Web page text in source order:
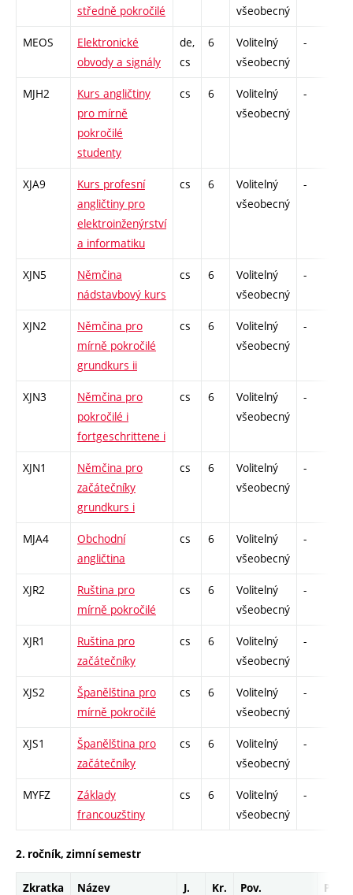
středně pokročilé
všeobecný
MEOS
Elektronické
obvody a signály
de,
cs
6
Volitelný
všeobecný
-
MJH2
Kurs angličtiny
pro mírně
pokročilé
studenty
cs 6
Volitelný
všeobecný
-
XJA9
Kurs profesní
angličtiny pro
elektroinženýrství
a informatiku
cs 6
Volitelný
všeobecný
-
XJN5
Němčina
nádstavbový kurs
cs 6
Volitelný
všeobecný
-
XJN2
Němčina pro
mírně pokročilé
grundkurs ii
cs 6
Volitelný
všeobecný
-
XJN3
Němčina pro
pokročilé i
fortgeschrittene i
cs 6
Volitelný
všeobecný
-
XJN1
Němčina pro
začátečníky
grundkurs i
cs 6
Volitelný
všeobecný
-
MJA4
Obchodní
angličtina
cs 6
Volitelný
všeobecný
-
XJR2
Ruština pro
mírně pokročilé
cs 6
Volitelný
všeobecný
-
XJR1
Ruština pro
začátečníky
cs 6
Volitelný
všeobecný
-
XJS2
Španělština pro
mírně pokročilé
cs 6
Volitelný
všeobecný
-
XJS1
Španělština pro
začátečníky
cs 6
Volitelný
všeobecný
-
MYFZ
Základy
francouzštiny
cs 6
Volitelný
všeobecný
-
2. ročník, zimní semestr
Zkratka Název J. Kr. Pov. Prof.